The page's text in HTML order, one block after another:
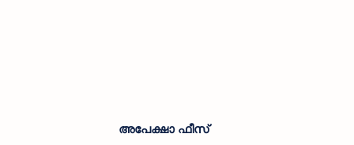
അപേക്ഷാ ഫീസ്‌